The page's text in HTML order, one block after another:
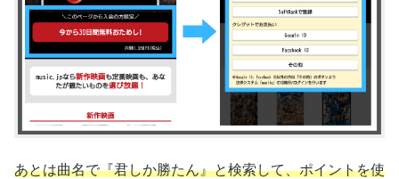
あとは曲名で『君しか勝たん』と検索して、ポイントを使